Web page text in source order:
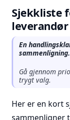
Sjekkliste
leverandør
En
sammenligning.
Gå gjennom
trygt valg.
Her er en kort
sammenligner